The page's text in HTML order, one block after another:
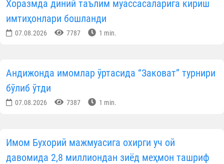
Хоразмда диний таълим муассасаларига кириш
имтиҳонлари бошланди
07.08.2026 7787 1 min.
Андижонда имомлар ўртасида “Заковат” турнири
бўлиб ўтди
07.08.2026 7387 1 min.
Имом Бухорий мажмуасига охирги уч ой
давомида 2,8 миллиондан зиёд меҳмон ташриф